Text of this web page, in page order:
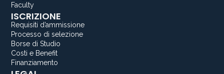
Faculty
ISCRIZIONE
Requisiti d’ammissione
Processo di selezione
Borse di Studio
Costi e Benefit
Finanziamento